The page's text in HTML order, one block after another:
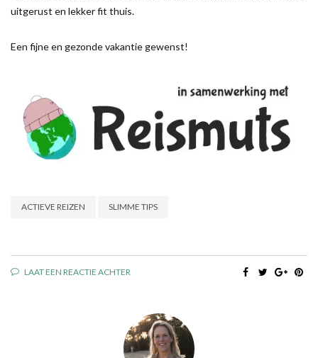
uitgerust en lekker fit thuis.
Een fijne en gezonde vakantie gewenst!
ACTIEVE REIZEN SLIMME TIPS
LAAT EEN REACTIE ACHTER